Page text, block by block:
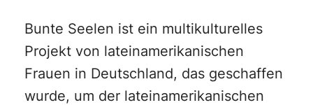
Bunte Seelen ist ein multikulturelles
Projekt von lateinamerikanischen
Frauen in Deutschland, das geschaffen
wurde, um der lateinamerikanischen